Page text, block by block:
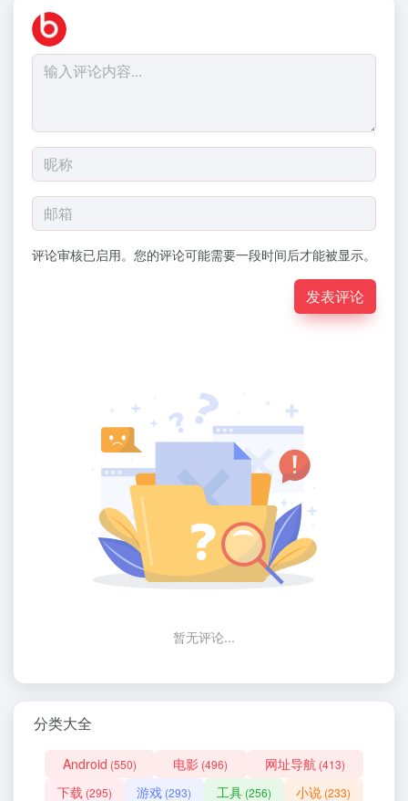
评论审核已启用。您的评论可能需要一段时间后才能被显示。
发表评论
暂无评论...
分类大全
Android (550) 电影 (496) 网址导航 (413)
下载 (295) 游戏 (293) 工具(256) 小说 (233)